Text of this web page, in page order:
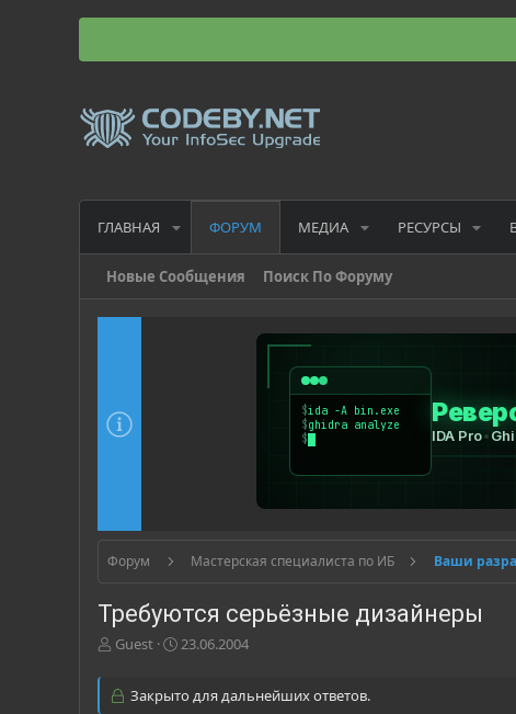
ГЛАВНАЯ ФОРУМ МЕДИА РЕСУРСЫ
Новые Сообщения Поиск По Форуму
Форум Мастерская специалиста по ИБ Ваши
Требуются серьёзные дизайнеры
А
о
Guest
Д
а
23.06.2004
Закрыто для дальнейших ответов.